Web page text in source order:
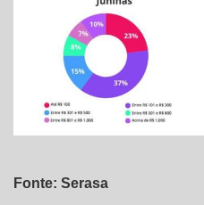
Fonte: Serasa